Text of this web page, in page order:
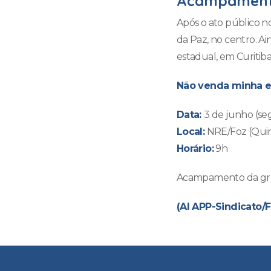
Após o ato público
da Paz, no centro.
estadual, em
Não venda minha
Data:3 de junho
Local:NRE/Foz
Horário:9h
Acampamento da
(AI APP-Sindicato/